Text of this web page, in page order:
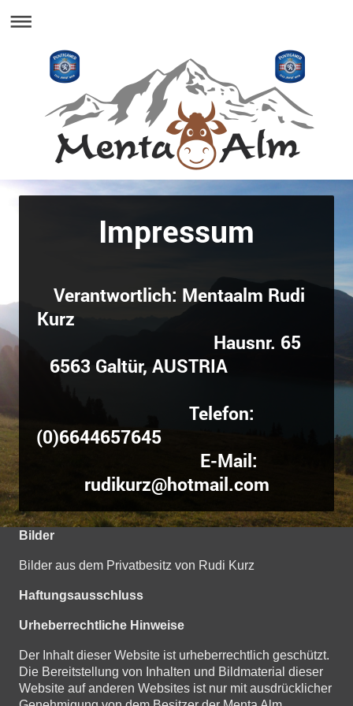
Impressum
Verantwortlich: Mentaalm Rudi
Kurz
Hausnr. 65
6563 Galtür, AUSTRIA
Telefon:
(0)6644657645
E-Mail:
rudikurz@hotmail.com
Bilder
Bilder aus dem Privatbesitz von Rudi Kurz
Haftungsausschluss
Urheberrechtliche Hinweise
Der Inhalt dieser Website ist urheberrechtlich geschützt.
Die Bereitstellung von Inhalten und Bildmaterial dieser
Website auf anderen Websites ist nur mit ausdrücklicher